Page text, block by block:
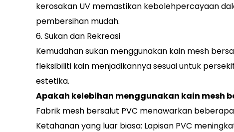
kerosakan UV memastikan kebolehpercayaan
pembersihan mudah.
6. Sukan dan Rekreasi
Kemudahan sukan menggunakan kain mesh
fleksibiliti kain menjadikannya sesuai untuk
estetika.
Apakah kelebihan menggunakan kain mesh
Fabrik mesh bersalut PVC menawarkan
Ketahanan yang luar biasa: Lapisan PVC